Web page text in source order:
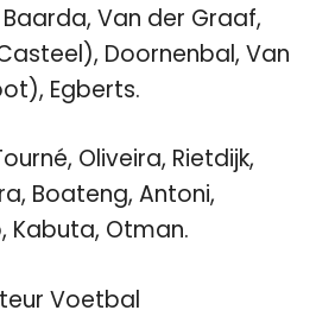
Van der Graaf,
Doornenbal, Van
Egberts.
Oliveira, Rietdijk,
Boateng, Antoni,
Kabuta, Otman.
Voetbal